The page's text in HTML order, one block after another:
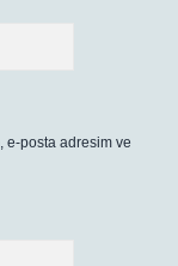
e-posta adresim ve